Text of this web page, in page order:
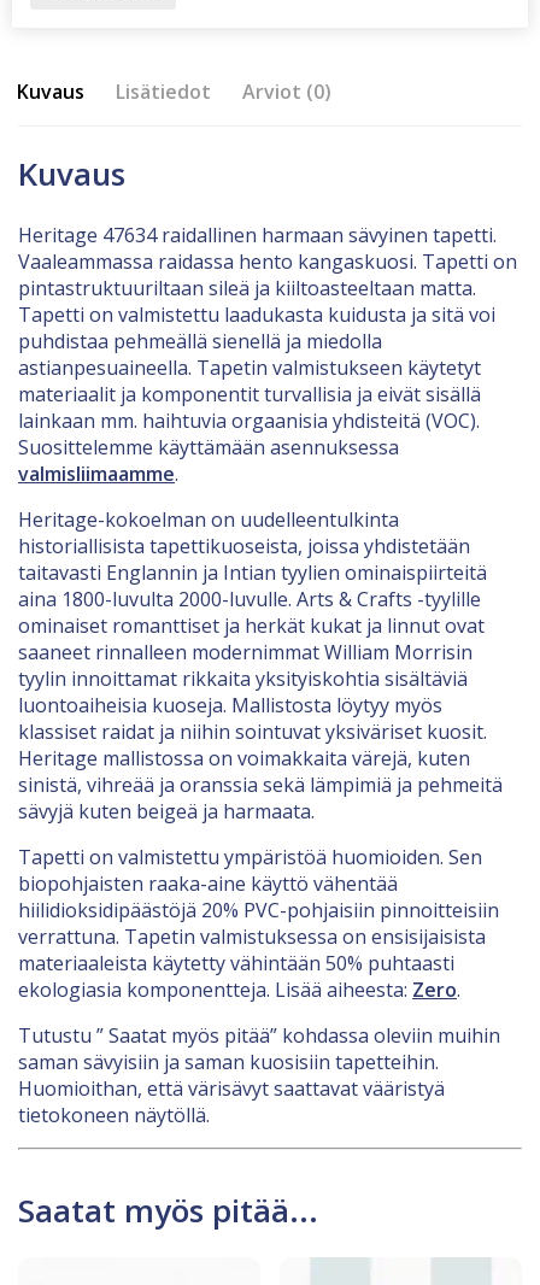
Kuvaus Lisätiedot Arviot (0)
Kuvaus
Heritage 47634 raidallinen harmaan sävyinen tapetti.
Vaaleammassa raidassa hento kangaskuosi. Tapetti on
pintastruktuuriltaan sileä ja kiiltoasteeltaan matta.
Tapetti on valmistettu laadukasta kuidusta ja sitä voi
puhdistaa pehmeällä sienellä ja miedolla
astianpesuaineella. Tapetin valmistukseen käytetyt
materiaalit ja komponentit turvallisia ja eivät sisällä
lainkaan mm. haihtuvia orgaanisia yhdisteitä (VOC).
Suosittelemme käyttämään asennuksessa
valmisliimaamme.
Heritage-kokoelman on uudelleentulkinta
historiallisista tapettikuoseista, joissa yhdistetään
taitavasti Englannin ja Intian tyylien ominaispiirteitä
aina 1800-luvulta 2000-luvulle. Arts & Crafts -tyylille
ominaiset romanttiset ja herkät kukat ja linnut ovat
saaneet rinnalleen modernimmat William Morrisin
tyylin innoittamat rikkaita yksityiskohtia sisältäviä
luontoaiheisia kuoseja. Mallistosta löytyy myös
klassiset raidat ja niihin sointuvat yksiväriset kuosit.
Heritage mallistossa on voimakkaita värejä, kuten
sinistä, vihreää ja oranssia sekä lämpimiä ja pehmeitä
sävyjä kuten beigeä ja harmaata.
Tapetti on valmistettu ympäristöä huomioiden. Sen
biopohjaisten raaka-aine käyttö vähentää
hiilidioksidipäästöjä 20% PVC-pohjaisiin pinnoitteisiin
verrattuna. Tapetin valmistuksessa on ensisijaisista
materiaaleista käytetty vähintään 50% puhtaasti
ekologiasia komponentteja. Lisää aiheesta: Zero.
Tutustu ” Saatat myös pitää” kohdassa oleviin muihin
saman sävyisiin ja saman kuosisiin tapetteihin.
Huomioithan, että värisävyt saattavat vääristyä
tietokoneen näytöllä.
Saatat myös pitää...